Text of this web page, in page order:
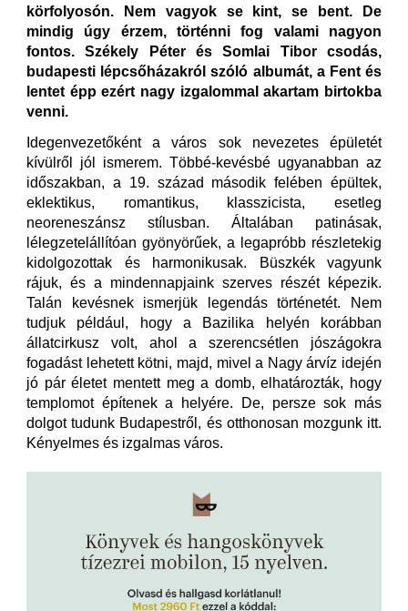
körfolyosón. Nem vagyok se kint, se bent. De
mindig úgy érzem, történni fog valami nagyon
fontos. Székely Péter és Somlai Tibor csodás,
budapesti lépcsőházakról szóló albumát, a Fent és
lentet épp ezért nagy izgalommal akartam birtokba
venni.
Idegenvezetőként a város sok nevezetes épületét
kívülről jól ismerem. Többé-kevésbé ugyanabban az
időszakban, a 19. század második felében épültek,
eklektikus, romantikus, klasszicista, esetleg
neoreneszánsz stílusban. Általában patinásak,
lélegzetelállítóan gyönyörűek, a legapróbb részletekig
kidolgozottak és harmonikusak. Büszkék vagyunk
rájuk, és a mindennapjaink szerves részét képezik.
Talán kevésnek ismerjük legendás történetét. Nem
tudjuk például, hogy a Bazilika helyén korábban
állatcirkusz volt, ahol a szerencsétlen jószágokra
fogadást lehetett kötni, majd, mivel a Nagy árvíz idején
jó pár életet mentett meg a domb, elhatározták, hogy
templomot építenek a helyére. De, persze sok más
dolgot tudunk Budapestről, és otthonosan mozgunk itt.
Kényelmes és izgalmas város.